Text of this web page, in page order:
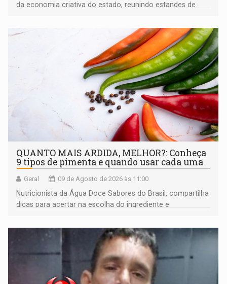
da economia criativa do estado, reunindo estandes de
QUANTO MAIS ARDIDA, MELHOR?: Conheça
9 tipos de pimenta e quando usar cada uma
Geral 09 de Agosto de 2026 às 11:00
Nutricionista da Água Doce Sabores do Brasil, compartilha
dicas para acertar na escolha do ingrediente e